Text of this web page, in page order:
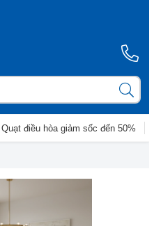
Quạt điều hòa giảm sốc đến 50%